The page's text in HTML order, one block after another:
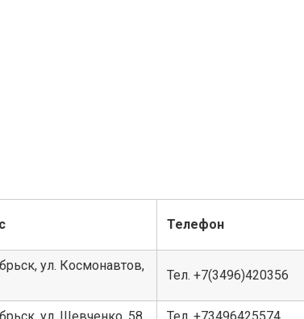
Телефон
ул. Космонавтов,
Тел. +7(3496)420356